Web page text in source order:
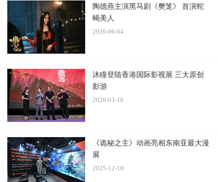
在智能营销方面，无限自在公司将借助DeepSeek精准定位目
标受众，制定有效的营销策略。通过深度学习和大数据分
析，预测观众的受众和偏好，为影片推广提供营销依据，同
时，辅助根据营销效果及时调整策略，确保营销手段的针对
性和有效性。
作战略的重要一环。未来，无限自在将继续深化AI合作，探
索更多创新应用场景，为公司业务发展和影视创作注入新的
活力。同时，无限自在也将积极拥抱AI时代，不断提升自身
技术实力和创新能力，为客户提供更优质的定制服务。
陶德燕主演黑马剧《樊笼》 首演蛇
蝎美人
2026-06-04
沐瞳登陆香港国际影视展 三大原创
影游
2026-03-18
《诡秘之主》动画亮相东南亚最大漫
展
2025-12-10